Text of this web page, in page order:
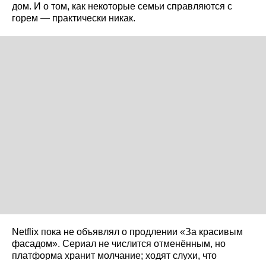
дом. И о том, как некоторые семьи справляются с
горем — практически никак.
Netflix пока не объявлял о продлении «За красивым
фасадом». Сериал не числится отменённым, но
платформа хранит молчание; ходят слухи, что